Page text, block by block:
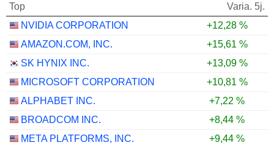
Top
Varia. 5j.
NVIDIA CORPORATION
+12,28 %
AMAZON.COM, INC.
+15,61 %
SK HYNIX INC.
+13,09 %
MICROSOFT CORPORATION
+10,81 %
ALPHABET INC.
+7,22 %
BROADCOM INC.
+8,44 %
META PLATFORMS, INC.
+9,44 %